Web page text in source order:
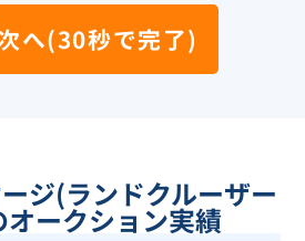
へ(30秒で完了)
ジ(ランドクルーザー
ークション実績